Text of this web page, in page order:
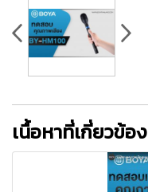
เนื้อหาที่เกี่ยวข้อง